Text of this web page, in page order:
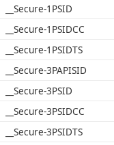
__Secure-1PSID
__Secure-1PSIDCC
__Secure-1PSIDTS
__Secure-3PAPISID
__Secure-3PSID
__Secure-3PSIDCC
__Secure-3PSIDTS